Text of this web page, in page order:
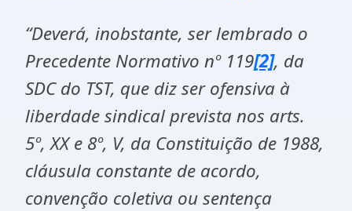
“Deverá, inobstante, ser lembrado o
Precedente Normativo nº 119[2], da
SDC do TST, que diz ser ofensiva à
liberdade sindical prevista nos arts.
5º, XX e 8º, V, da Constituição de 1988,
cláusula constante de acordo,
convenção coletiva ou sentença